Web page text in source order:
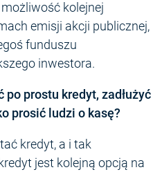
kolejnej
emisji akcji publicznej,
funduszu
inwestora.
po prostu kredyt, zadłużyć
prosić ludzi o kasę?
kredyt, a i tak
jest kolejną opcją na